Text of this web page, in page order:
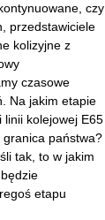
czy
przedstawiciele
kolizyjne z
czasowe
Na jakim etapie
kolejowej E65
granica państwa?
tak, to w jakim
etapu